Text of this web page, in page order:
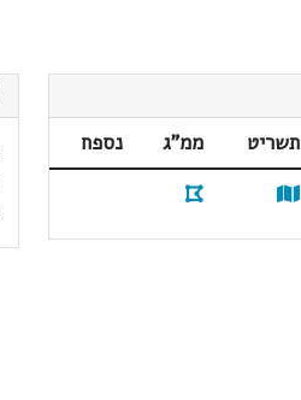
תשריט ממ"ג
נספח